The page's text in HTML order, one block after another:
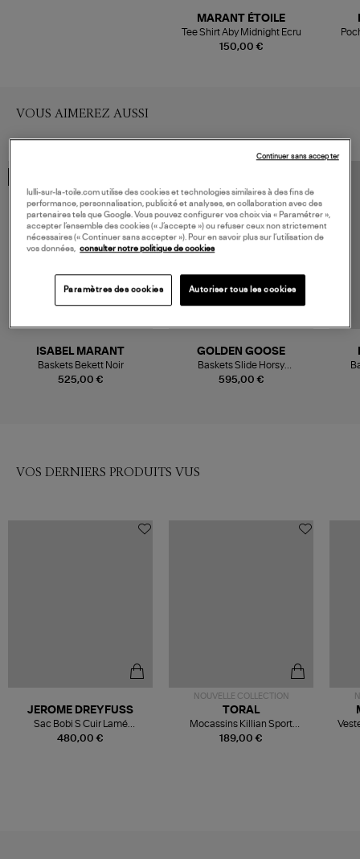
150,00 €
MARANT ÉTOILE
Tee Shirt Aby Midnight Ecru
VOUS AIMEREZ AUSSI
525,00 €
ISABEL MARANT
Baskets Bekett Noir
595,00 €
GOLDEN GOOSE
Baskets Slide Horsy
Maculated/Beige/Antracite
VOS DERNIERS PRODUITS VUS
480,00 €
JEROME DREYFUSS
Sac Bobi S Cuir Lamé
Champagne
NOUVELLE COLLECTION
189,00 €
TORAL
Mocassins Killian Sport
Mousse
lulli-sur-la-toile.com utilise des cookies et technologies similaires à des fins de
performance, personnalisation, publicité et analyses, en collaboration avec des
partenaires tels que Google. Vous pouvez configurer vos choix via « Paramétrer »,
accepter l’ensemble des cookies (« J’accepte ») ou refuser ceux non strictement
nécessaires (« Continuer sans accepter »). Pour en savoir plus sur l’utilisation de
vos données,
consulter notre politique de cookies
Paramètres des cookies Autoriser tous les cookies
Continuer sans accepter